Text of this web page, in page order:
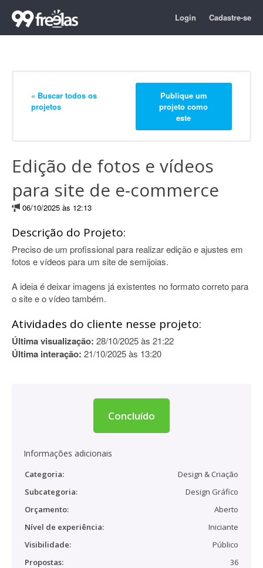
Login Cadastre-se
« Buscar todos os
projetos
Publique um
projeto como
este
Edição de fotos e vídeos
para site de e-commerce
06/10/2025 às 12:13
Descrição do Projeto:
Preciso de um profissional para realizar edição e ajustes em
fotos e vídeos para um site de semijoias.
A ideia é deixar imagens já existentes no formato correto para
o site e o vídeo também.
Atividades do cliente nesse projeto:
Última visualização: 28/10/2025 às 21:22
Última interação: 21/10/2025 às 13:20
Concluído
Informações adicionais
Categoria:
Design & Criação
Subcategoria:
Design Gráfico
Orçamento:
Aberto
Nível de experiência:
Iniciante
Visibilidade:
Público
Propostas:
36